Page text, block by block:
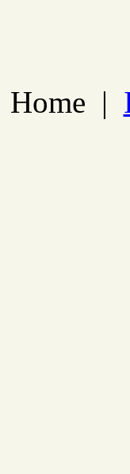
Home |